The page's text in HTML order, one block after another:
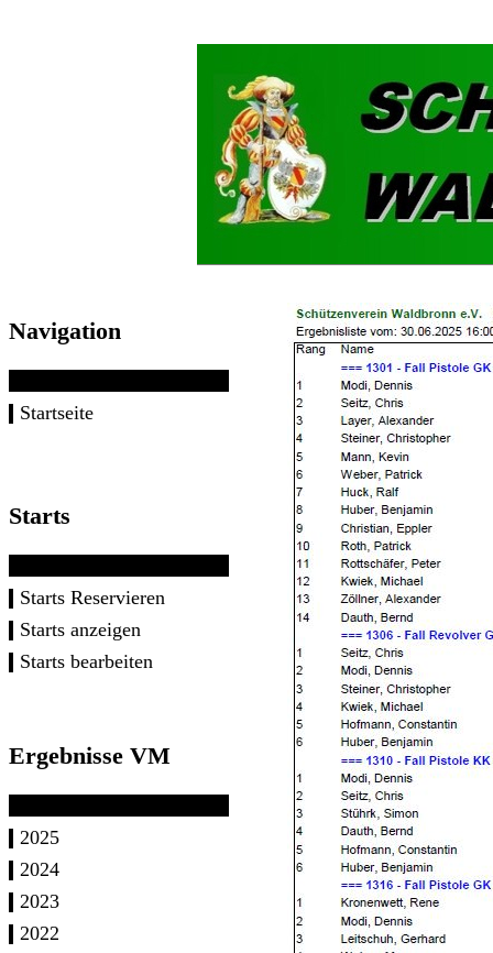
Navigation
Startseite
Starts
Starts Reservieren
Starts anzeigen
Starts bearbeiten
Ergebnisse VM
2025
2024
2023
2022